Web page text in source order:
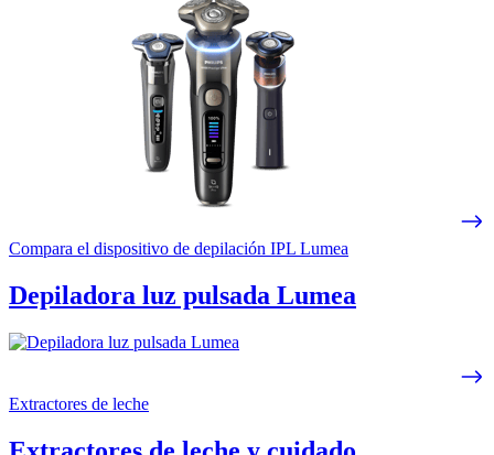
Compara el dispositivo de depilación IPL Lumea
Depiladora luz pulsada Lumea
Extractores de leche